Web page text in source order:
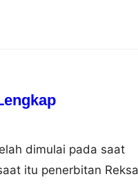
pengertian, contoh,
dapat lebih
dimulai pada saat
itu penerbitan Reksa